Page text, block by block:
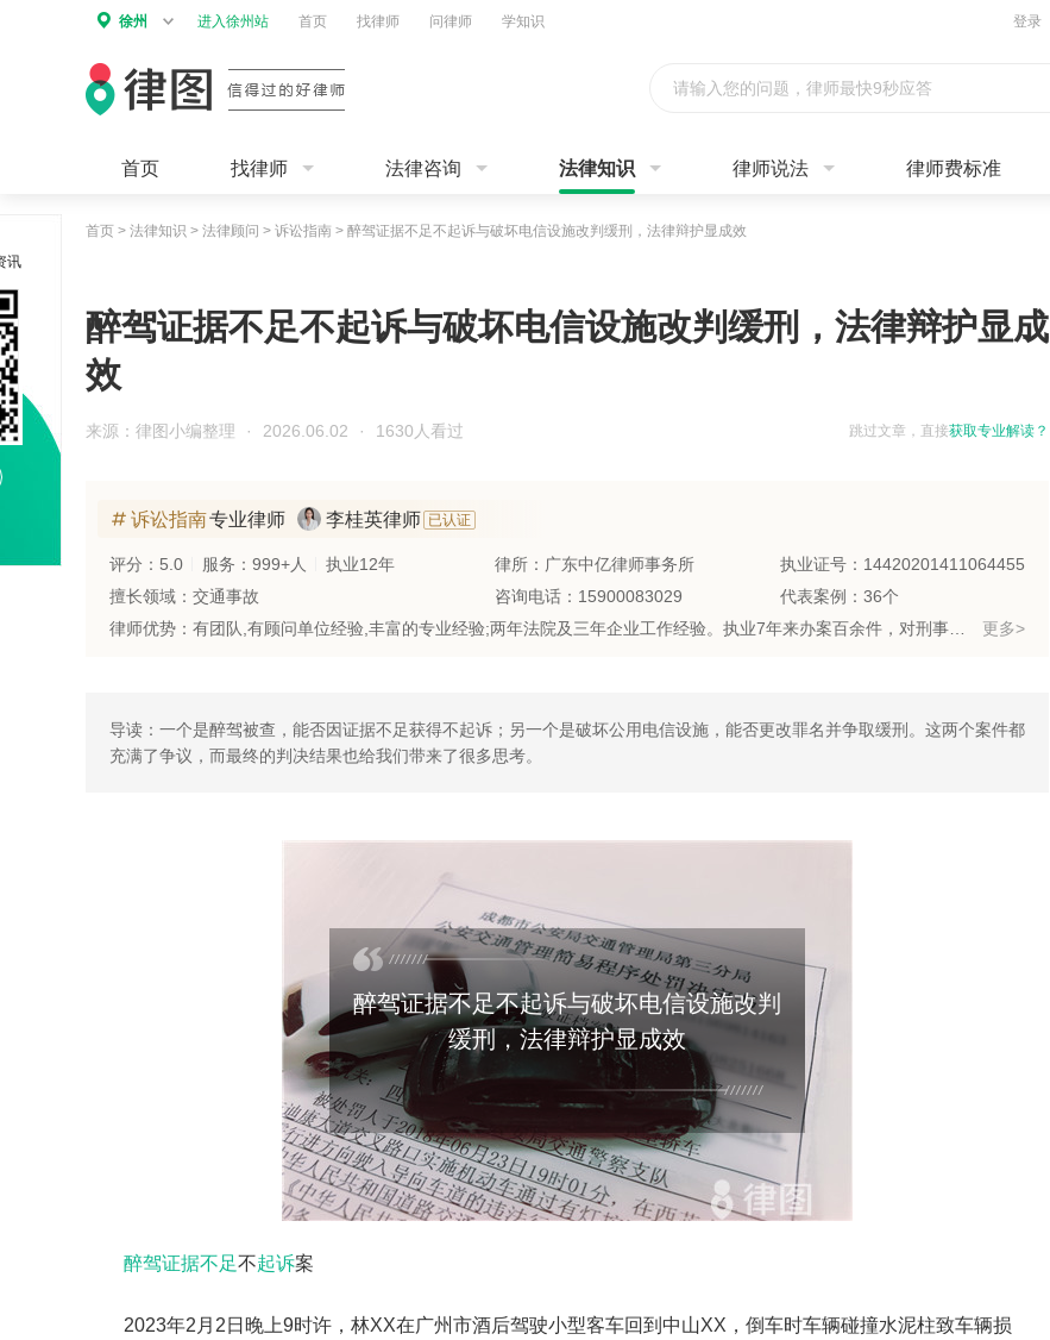
徐州 进入徐州站 首页 找律师 问律师 学知识 登录
请输入您的问题，律师最快9秒应答
首页 找律师 法律咨询 法律知识 律师说法 律师费标准
首页 > 法律知识 > 法律顾问 > 诉讼指南 > 醉驾证据不足不起诉与破坏电信设施改判缓刑，法律辩护显成效
醉驾证据不足不起诉与破坏电信设施改判缓刑，法律辩护显成
效
跳过文章，直接获取专业解读？
来源：律图小编整理 · 2026.06.02 · 1630人看过
诉讼指南专业律师 李桂英律师 已认证
评分：5.0 服务：999+人 执业12年 律所：广东中亿律师事务所
执业证号：14420201411064455
擅长领域：交通事故
咨询电话：15900083029
代表案例：36个
更多>
导读：一个是醉驾被查，能否因证据不足获得不起诉；另一个是破坏公用电信设施，能否更改罪名并争取缓刑。这两个案件都
充满了争议，而最终的判决结果也给我们带来了很多思考。
醉驾证据不足不起诉与破坏电信设施改判
缓刑，法律辩护显成效
醉驾证据不足不起诉案
2023年2月2日晚上9时许，林XX在广州市酒后驾驶小型客车回到中山XX，倒车时车辆碰撞水泥柱致车辆损
讯